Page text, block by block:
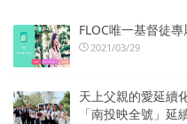
FLOC唯一基督徒
2021/03/29
天上父親的愛延續
「南投映全號」延